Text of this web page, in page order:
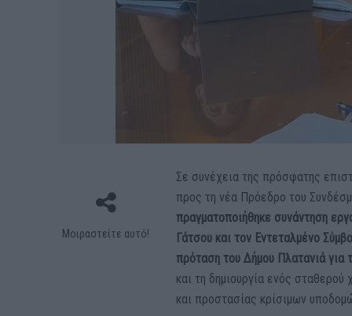
Μοιραστείτε αυτό!
Σε συνέχεια της πρόσφατης
προς τη νέα Πρόεδρο του
πραγματοποιήθηκε συνάντηση
Γάτσου και τον Εντεταλμένο
πρόταση του Δήμου Πλατανιά
και τη δημιουργία ενός σταθερού
και προστασίας κρίσιμων